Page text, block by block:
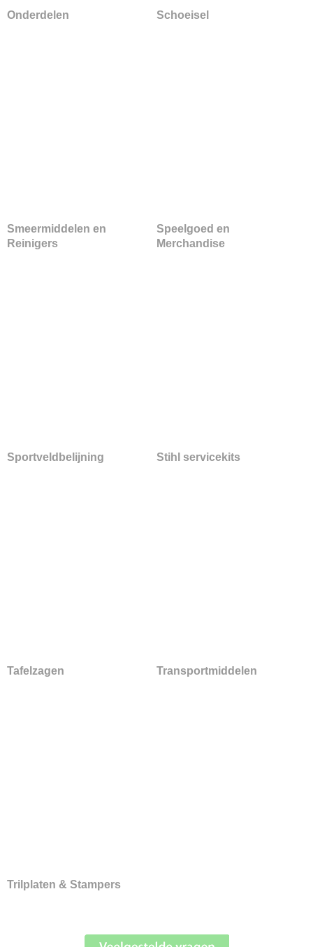
Onderdelen Schoeisel
Smeermiddelen en
Reinigers
Speelgoed en
Merchandise
Sportveldbelijning Stihl servicekits
Tafelzagen Transportmiddelen
Trilplaten & Stampers